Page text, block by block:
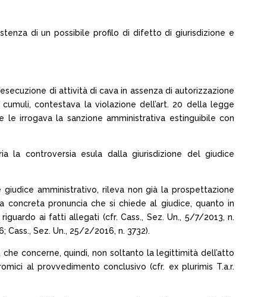
di un possibile profilo di difetto di giurisdizione e
di attività di cava in assenza di autorizzazione
contestava la violazione dell’art. 20 della legge
irrogava la sanzione amministrativa estinguibile con
la controversia esula dalla giurisdizione del giudice
amministrativo, rileva non già la prospettazione
pronuncia che si chiede al giudice, quanto in
ai fatti allegati (cfr. Cass., Sez. Un., 5/7/2013, n.
Cass., Sez. Un., 25/2/2016, n. 3732).
che concerne, quindi, non soltanto la legittimità dell’atto
al provvedimento conclusivo (cfr. ex plurimis T.a.r.